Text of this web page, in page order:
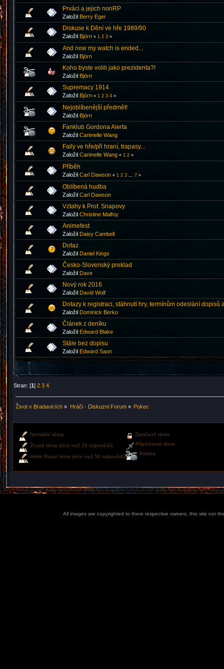
Prváci a jejich nonRP
Založil Berry Eger
Diskuse k Dění ve hře 1989/90
Založil Björn « 1 2 3 »
And now my watch is ended...
Založil Björn
Koho byste volili jako prezidenta?!
Založil Björn
Supremacy 1914
Založil Björn « 1 2 3 4 »
Nejoblíbenější předmět!
Založil Björn
Fanklub Gordona Alerta
Založil Carimelle Wang
Faily ve hře/při hraní, trapasy...
Založil Carimelle Wang « 1 2 »
Příběh
Založil Carl Dawson « 1 2 3 7 »
Oblíbená hudba
Založil Carl Dawson
Vztahy k Prof. Snapovy
Založil Christine Malfoy
Animefest
Založil Daisy Cambell
Dotaz
Založil Daniel Kings
Česko-Slovenský preklad
Založil Dave
Nový rok 2016
Založil David Wolf
Dotazy k registraci, stáhnutí hry, termínům odeslání dopisů
Založil Dominick Berko
Článek z deníku
Založil Edward Blake
Stále bez dopisu
Založil Edward Saon
Stran: [1]2 3 4
Život v Bradavicích » Hráči - Diskuzni Forum» Pokec
Normální téma
Žhavé téma (více než 25 odpovědí)
Velmi žhavé téma (více než 50 odpovědí)
Zamčené téma
Připíchnuté téma
Anketa
All images are copyrighted to there respective owners, this site nor